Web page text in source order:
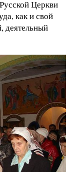
Церкви
как и свой
деятельный